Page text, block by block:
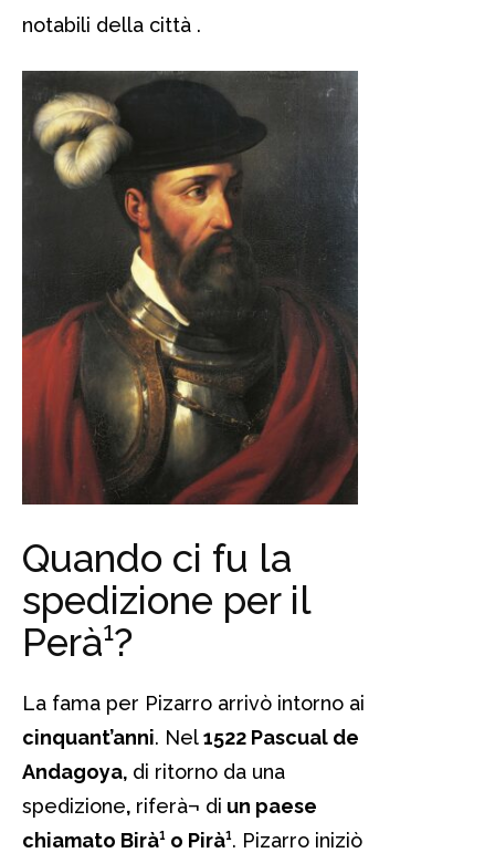
notabili della città .
Quando ci fu la
spedizione per il
Perà¹?
La fama per Pizarro arrivò intorno ai
cinquant’anni. Nel1522 Pascual de
Andagoya, di ritorno da una
spedizione, riferà¬ di un paese
chiamato Birà¹ o Pirà¹. Pizarro iniziò